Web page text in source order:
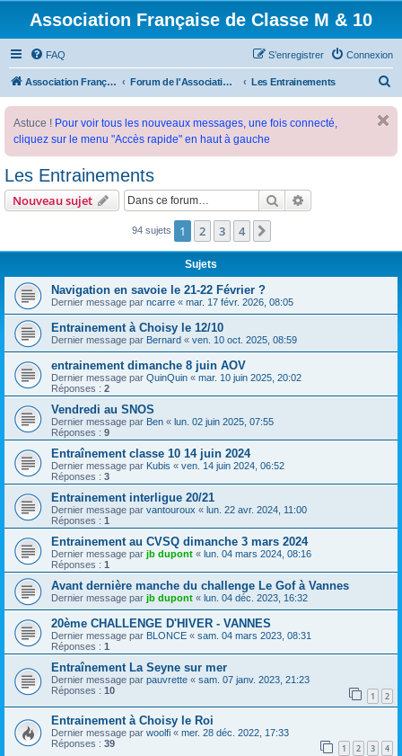
Association Française de Classe M & 10
FAQ Connexion
S’enregistrer
Association Française de Classe M Forum de l'Association Française de Classe M Les Entrainements
e
r
Astuce ! Pour voir tous les nouveaux messages, une fois connecté,
cliquez sur le menu "Accès rapide" en haut à gauche
Les Entrainements
Nouveau sujet Rechercher
94 sujets 1 2 3 4
Sujets
Navigation en savoie le 21-22 Février ?
Dernier message par ncarre « mar. 17 févr. 2026, 08:05
Entrainement à Choisy le 12/10
Dernier message par Bernard « ven. 10 oct. 2025, 08:59
entrainement dimanche 8 juin AOV
Dernier message par QuinQuin « mar. 10 juin 2025, 20:02
Réponses : 2
Vendredi au SNOS
Dernier message par Ben « lun. 02 juin 2025, 07:55
Réponses : 9
Entraînement classe 10 14 juin 2024
Dernier message par Kubis « ven. 14 juin 2024, 06:52
Réponses : 3
Entrainement interligue 20/21
Dernier message par vantouroux « lun. 22 avr. 2024, 11:00
Réponses : 1
Entrainement au CVSQ dimanche 3 mars 2024
Dernier message par jb dupont « lun. 04 mars 2024, 08:16
Réponses : 1
Avant dernière manche du challenge Le Gof à Vannes
Dernier message par jb dupont « lun. 04 déc. 2023, 16:32
20ème CHALLENGE D'HIVER - VANNES
Dernier message par BLONCE « sam. 04 mars 2023, 08:31
Réponses : 1
Entraînement La Seyne sur mer
Dernier message par pauvrette « sam. 07 janv. 2023, 21:23
Réponses : 10 1 2
Entrainement à Choisy le Roi
Dernier message par woolfi « mer. 28 déc. 2022, 17:33
Réponses : 39 1 2 3 4